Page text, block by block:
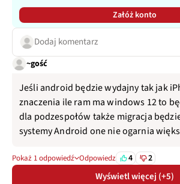
Załóż konto
Dodaj komentarz
~gość
Jeśli android będzie wydajny tak jak
znaczenia ile ram ma windows 12 to
dla podzespołów także migracja
systemy Android one nie ogarnia
Pokaż 1 odpowiedź Odpowiedz 4 2
Wyświetl więcej (+5)